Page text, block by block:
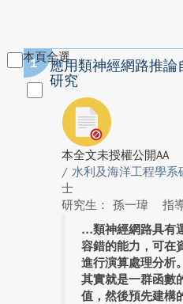
本頁全選
1
應用類神經網路推論
研究
本全文未授權公開AA
/ 水利及海洋工程學系
士
研究生： 孫一瑋
指
類神經網路具有
容錯的能力，可在
進行演算處理分析
其實就是一群函數
值，然後預先建構